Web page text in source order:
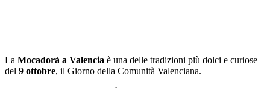
La Mocadorà a Valencia è una delle tradizioni più dolci e curiose
del 9 ottobre, il Giorno della Comunità Valenciana.